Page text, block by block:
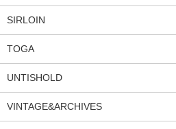
SIRLOIN
TOGA
UNTISHOLD
VINTAGE&ARCHIVES